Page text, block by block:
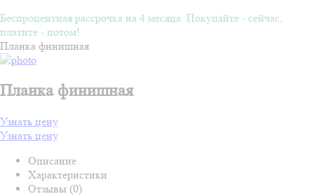
Беспроцентная рассрочка на 4 месяца. Покупайте - сейчас,
платите - потом!
Планка финишная
Планка финишная
Узнать цену
Узнать цену
Описание
Характеристики
Отзывы (0)